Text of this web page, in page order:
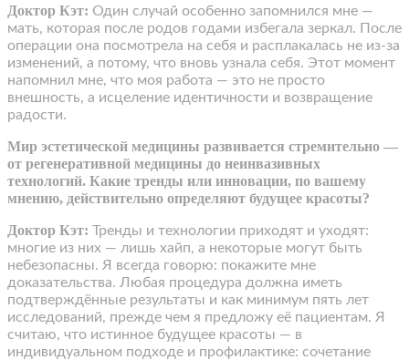
Доктор Кэт: Один случай особенно запомнился мне —
мать, которая после родов годами избегала зеркал. После
операции она посмотрела на себя и расплакалась не из-за
изменений, а потому, что вновь узнала себя. Этот момент
напомнил мне, что моя работа — это не просто
внешность, а исцеление идентичности и возвращение
радости.
Мир эстетической медицины развивается стремительно —
от регенеративной медицины до неинвазивных
технологий. Какие тренды или инновации, по вашему
мнению, действительно определяют будущее красоты?
Доктор Кэт: Тренды и технологии приходят и уходят:
многие из них — лишь хайп, а некоторые могут быть
небезопасны. Я всегда говорю: покажите мне
доказательства. Любая процедура должна иметь
подтверждённые результаты и как минимум пять лет
исследований, прежде чем я предложу её пациентам. Я
считаю, что истинное будущее красоты — в
индивидуальном подходе и профилактике: сочетание